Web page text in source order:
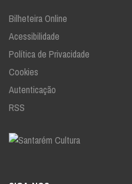
Bilheteira Online
Acessibilidade
Política de Privacidade
Cookies
Autenticação
RSS